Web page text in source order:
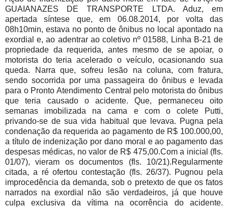
GUAIANAZES DE TRANSPORTE LTDA. Aduz, em
apertada síntese que, em 06.08.2014, por volta das
08h10min, estava no ponto de ônibus no local apontado na
exordial e, ao adentrar ao coletivo nº 01588, Linha B-21 de
propriedade da requerida, antes mesmo de se apoiar, o
motorista do teria acelerado o veículo, ocasionando sua
queda. Narra que, sofreu lesão na coluna, com fratura,
sendo socorrida por uma passageira do ônibus e levada
para o Pronto Atendimento Central pelo motorista do ônibus
que teria causado o acidente. Que, permaneceu oito
semanas imobilizada na cama e com o colete Putti,
privando-se de sua vida habitual que levava. Pugna pela
condenação da requerida ao pagamento de R$ 100.000,00,
a título de indenização por dano moral e ao pagamento das
despesas médicas, no valor de R$ 475,00.Com a inicial (fls.
01/07), vieram os documentos (fls. 10/21).Regularmente
citada, a ré ofertou contestação (fls. 26/37). Pugnou pela
improcedência da demanda, sob o pretexto de que os fatos
narrados na exordial não são verdadeiros, já que houve
culpa exclusiva da vítima na ocorrência do acidente.